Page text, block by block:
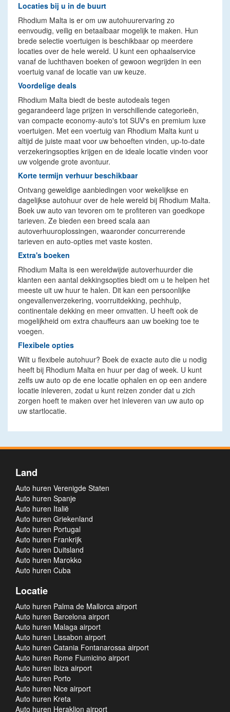
Locaties bij u in de buurt
Rhodium Malta is er om uw autohuurervaring zo
eenvoudig, veilig en betaalbaar mogelijk te maken. Hun
brede selectie voertuigen is beschikbaar op meerdere
locaties over de hele wereld. U kunt een ophaalservice
vanaf de luchthaven boeken of gewoon wegrijden in een
voertuig vanaf de locatie van uw keuze.
Voordelige deals
Rhodium Malta biedt de beste autodeals tegen
gegarandeerd lage prijzen in verschillende categorieën,
van compacte economy-auto's tot SUV's en premium luxe
voertuigen. Met een voertuig van Rhodium Malta kunt u
altijd de juiste maat voor uw behoeften vinden, up-to-date
verzekeringsopties krijgen en de ideale locatie vinden voor
uw volgende grote avontuur.
Korte termijn verhuur beschikbaar
Ontvang geweldige aanbiedingen voor wekelijkse en
dagelijkse autohuur over de hele wereld bij Rhodium Malta.
Boek uw auto van tevoren om te profiteren van goedkope
tarieven. Ze bieden een breed scala aan
autoverhuuroplossingen, waaronder concurrerende
tarieven en auto-opties met vaste kosten.
Extra's boeken
Rhodium Malta is een wereldwijde autoverhuurder die
klanten een aantal dekkingsopties biedt om u te helpen het
meeste uit uw huur te halen. Dit kan een persoonlijke
ongevallenverzekering, voorruitdekking, pechhulp,
continentale dekking en meer omvatten. U heeft ook de
mogelijkheid om extra chauffeurs aan uw boeking toe te
voegen.
Flexibele opties
Wilt u flexibele autohuur? Boek de exacte auto die u nodig
heeft bij Rhodium Malta en huur per dag of week. U kunt
zelfs uw auto op de ene locatie ophalen en op een andere
locatie inleveren, zodat u kunt reizen zonder dat u zich
zorgen hoeft te maken over het inleveren van uw auto op
uw startlocatie.
Land
Auto huren Verenigde Staten
Auto huren Spanje
Auto huren Italië
Auto huren Griekenland
Auto huren Portugal
Auto huren Frankrijk
Auto huren Duitsland
Auto huren Marokko
Auto huren Cuba
Locatie
Auto huren Palma de Mallorca airport
Auto huren Barcelona airport
Auto huren Malaga airport
Auto huren Lissabon airport
Auto huren Catania Fontanarossa airport
Auto huren Rome Fiumicino airport
Auto huren Ibiza airport
Auto huren Porto
Auto huren Nice airport
Auto huren Kreta
Auto huren Heraklion airport